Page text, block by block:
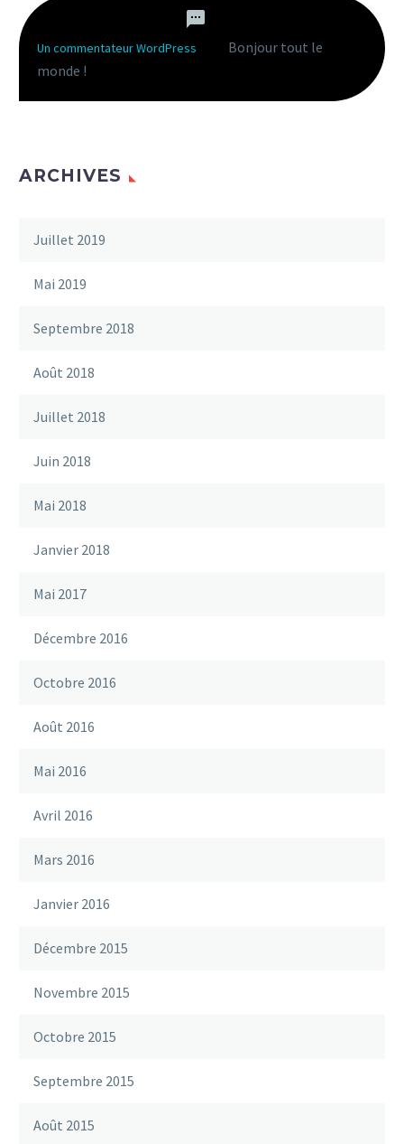
Un commentateur WordPress
Bonjour tout le
monde !
ARCHIVES
Juillet 2019
Mai 2019
Septembre 2018
Août 2018
Juillet 2018
Juin 2018
Mai 2018
Janvier 2018
Mai 2017
Décembre 2016
Octobre 2016
Août 2016
Mai 2016
Avril 2016
Mars 2016
Janvier 2016
Décembre 2015
Novembre 2015
Octobre 2015
Septembre 2015
Août 2015